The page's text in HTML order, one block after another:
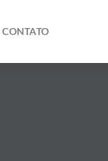
CONTATO